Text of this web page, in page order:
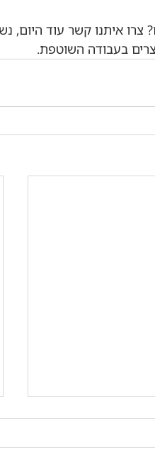
איתנו קשר עוד היום,
בעבודה השוטפת.